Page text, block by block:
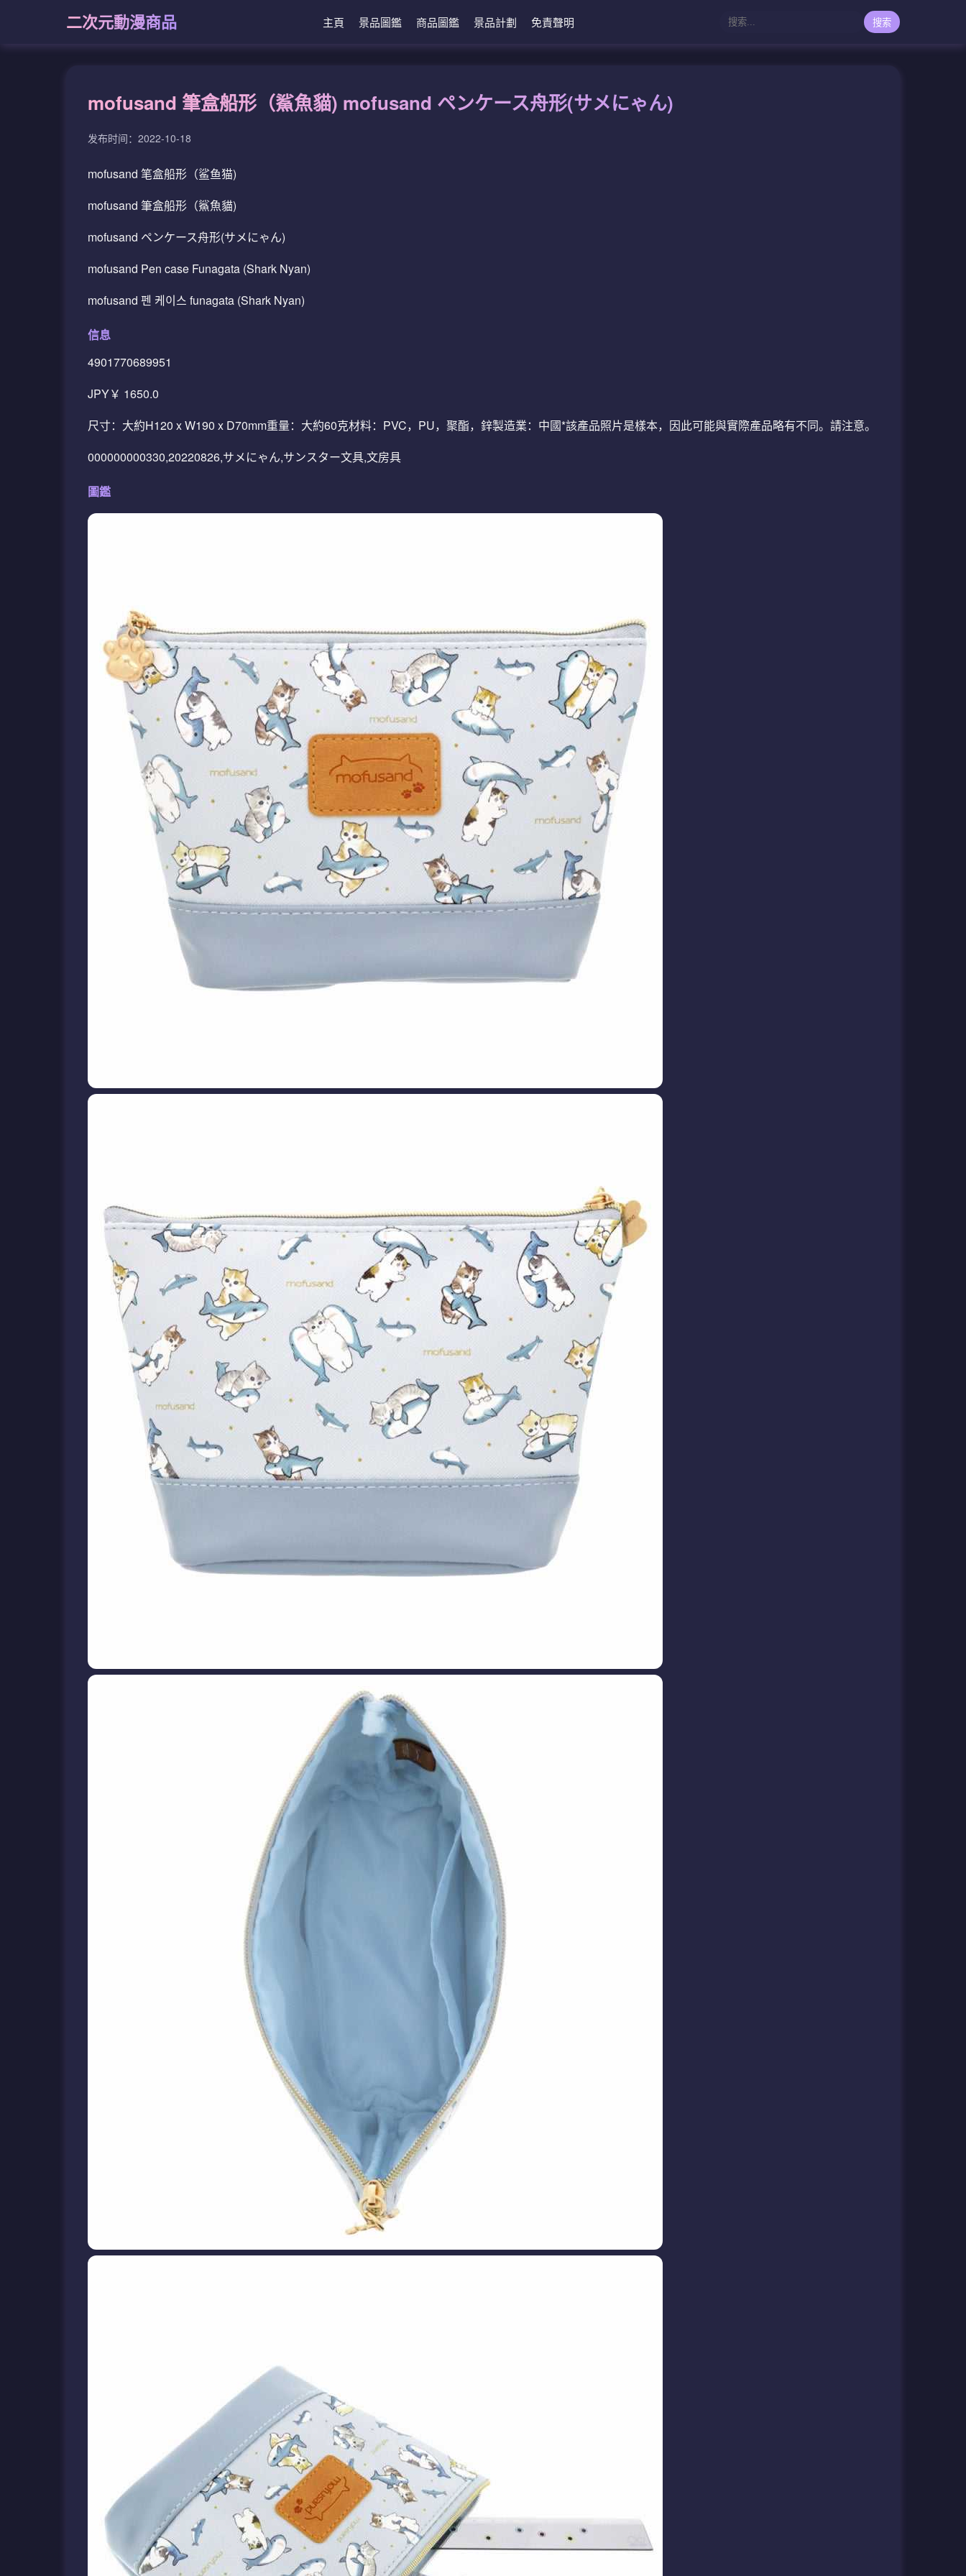
二次元動漫商品 主頁 景品圖鑑 商品圖鑑 景品計劃 免責聲明 搜索
mofusand 筆盒船形（鯊魚貓) mofusand ペンケース舟形(サメにゃん)
发布时间：2022-10-18
mofusand 笔盒船形（鲨鱼猫)
mofusand 筆盒船形（鯊魚貓)
mofusand ペンケース舟形(サメにゃん)
mofusand Pen case Funagata (Shark Nyan)
mofusand 펜 케이스 funagata (Shark Nyan)
信息
4901770689951
JPY￥ 1650.0
尺寸：大約H120 x W190 x D70mm重量：大約60克材料：PVC，PU，聚酯，鋅製造業：中國*該產品照片是樣本，因此可能與實際產品略有不同。請注意。
000000000330,20220826,サメにゃん,サンスター文具,文房具
圖鑑